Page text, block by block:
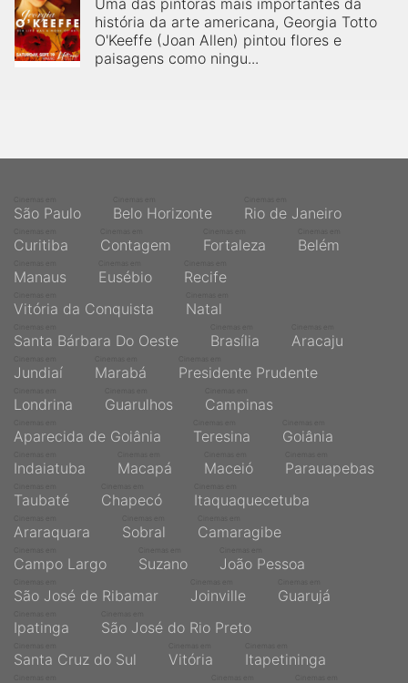
Uma das pintoras mais importantes da
história da arte americana, Georgia Totto
O'Keeffe (Joan Allen) pintou flores e
paisagens como ningu...
São Paulo Belo Horizonte Rio de Janeiro
Curitiba Contagem Fortaleza Belém
Manaus Eusébio Recife
Vitória da Conquista Natal
Santa Bárbara Do Oeste Brasília Aracaju
Jundiaí Marabá Presidente Prudente
Londrina Guarulhos Campinas
Aparecida de Goiânia Teresina Goiânia
Indaiatuba Macapá Maceió Parauapebas
Taubaté Chapecó Itaquaquecetuba
Araraquara Sobral Camaragibe
Campo Largo Suzano João Pessoa
São José de Ribamar Joinville Guarujá
Ipatinga São José do Rio Preto
Santa Cruz do Sul Vitória Itapetininga